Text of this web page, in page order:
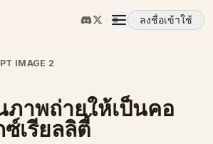
ลงชื่อเข้าใช้
IMAGE 2
ภาพถ่ายให้เป็นคอ
เรียลลิตี้